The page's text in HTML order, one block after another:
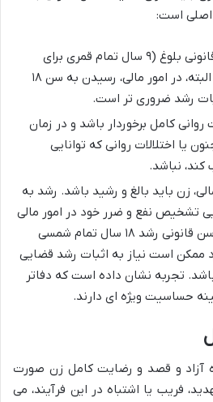
است:
زن باید به سن قانونی بلوغ (۹ سال تمام قمری برای
دختران) رسیده باشد. البته، در امور مالی، رسیدن به سن ۱۸
رشد ضروری تر است.
روانی کامل برخوردار باشد و در زمان
یا اختلالات روانی که توانایی
نباشد.
زن باید بالغ و رشید باشد. رشد به
تشخیص نفع و ضرر خود در امور مالی
را داشته باشد. اگرچه سن قانونی رشد ۱۸ سال تمام شمسی
ممکن است نیاز به اثبات رشد قضایی
زیر ۱۸ سال باشد. تجربه نشان داده است که دفاتر
حساسیت ویژه ای دارند.
آزاد و قصد و رضایت کامل زن صورت
فریب یا اشتباه در این فرآیند، می